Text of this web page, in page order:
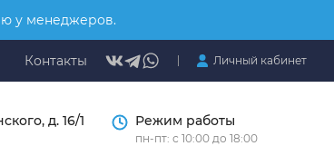
у менеджеров.
Контакты Личный кабинет
д. 16/1 Режим работы
пн-пт: с 10:00 до 18:00